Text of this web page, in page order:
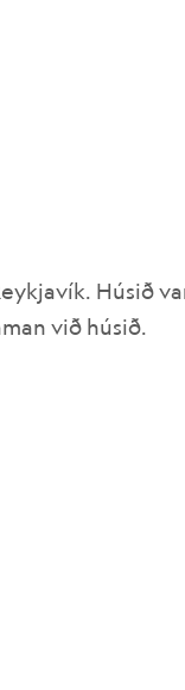
Húsið
við húsið.